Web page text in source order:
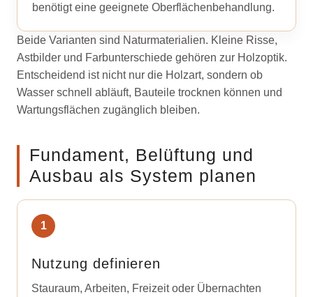
benötigt eine geeignete Oberflächenbehandlung.
Beide Varianten sind Naturmaterialien. Kleine Risse,
Astbilder und Farbunterschiede gehören zur Holzoptik.
Entscheidend ist nicht nur die Holzart, sondern ob
Wasser schnell abläuft, Bauteile trocknen können und
Wartungsflächen zugänglich bleiben.
Fundament, Belüftung und
Ausbau als System planen
Nutzung definieren
Stauraum, Arbeiten, Freizeit oder Übernachten